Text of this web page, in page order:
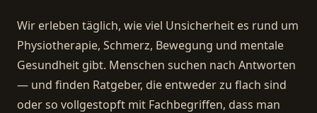
Wir erleben täglich, wie viel Unsicherheit es rund um
Physiotherapie, Schmerz, Bewegung und mentale
Gesundheit gibt. Menschen suchen nach Antworten
— und finden Ratgeber, die entweder zu flach sind
oder so vollgestopft mit Fachbegriffen, dass man